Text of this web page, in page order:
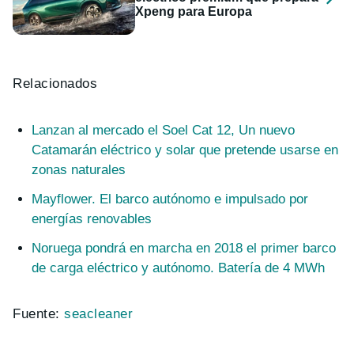
Xpeng para Europa
Relacionados
Lanzan al mercado el Soel Cat 12, Un nuevo
Catamarán eléctrico y solar que pretende usarse en
zonas naturales
Mayflower. El barco autónomo e impulsado por
energías renovables
Noruega pondrá en marcha en 2018 el primer barco
de carga eléctrico y autónomo. Batería de 4 MWh
Fuente:seacleaner